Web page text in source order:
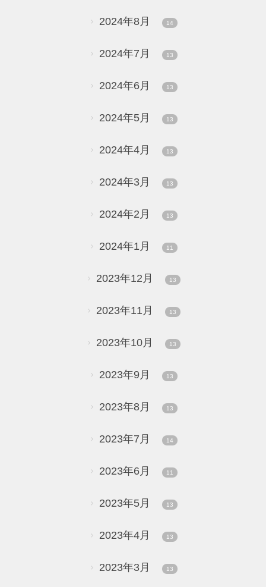
2024年8月 14
2024年7月 13
2024年6月 13
2024年5月 13
2024年4月 13
2024年3月 13
2024年2月 13
2024年1月 11
2023年12月 13
2023年11月 13
2023年10月 13
2023年9月 13
2023年8月 13
2023年7月 14
2023年6月 11
2023年5月 13
2023年4月 13
2023年3月 13